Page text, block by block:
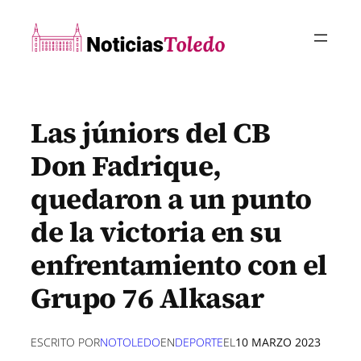
contenido
Las júniors del CB
Don Fadrique,
quedaron a un punto
de la victoria en su
enfrentamiento con el
Grupo 76 Alkasar
ESCRITO PORNOTOLEDOENDEPORTEEL10 MARZO 2023